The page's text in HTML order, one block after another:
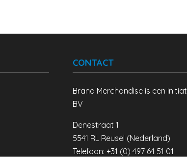
CONTACT
Brand Merchandise is een
BV
Denestraat 1
5541 RL Reusel (Nederland)
Telefoon: +31 (0) 497 64 51 01